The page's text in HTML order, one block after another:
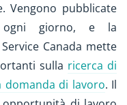
Vengono pubblicate
ogni giorno, e la
Canada mette
sulla ricerca di
domanda di lavoro. Il